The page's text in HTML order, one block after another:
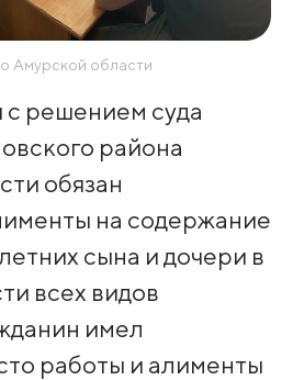
Амурской области
с решением суда
района
обязан
на содержание
сына и дочери в
всех видов
имел
работы и алименты